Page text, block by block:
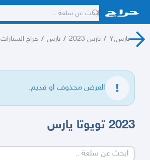
يارس,Y / يارس 2023 / يارس / حراج السيارات
العرض محذوف او قديم.
2023 تويوتا يارس